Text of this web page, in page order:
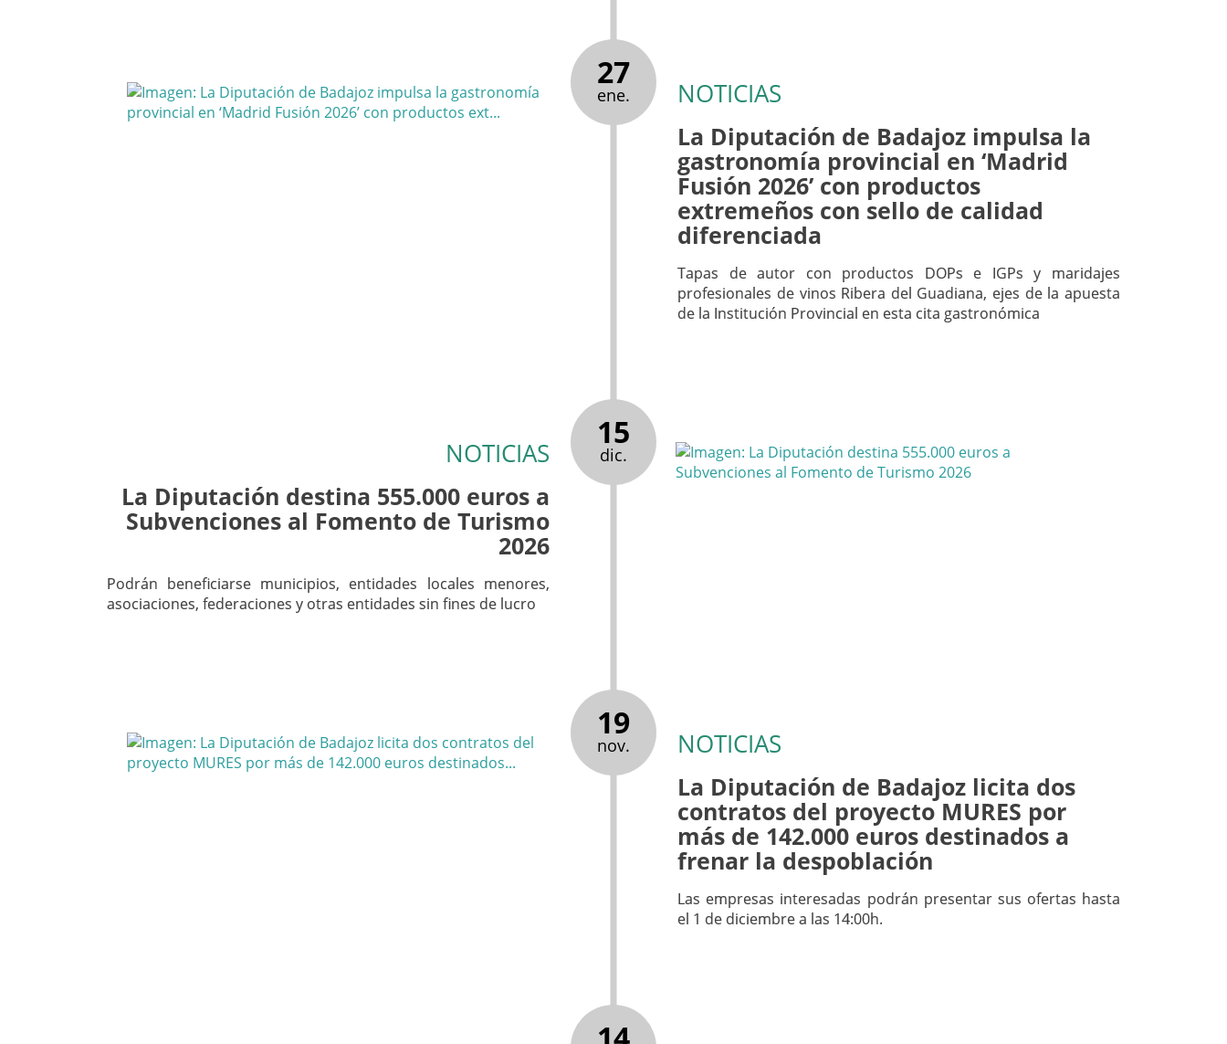
27
ene. NOTICIAS
La Diputación de Badajoz impulsa la
gastronomía provincial en ‘Madrid
Fusión 2026’ con productos
extremeños con sello de calidad
diferenciada
Tapas de autor con productos DOPs e IGPs y maridajes
profesionales de vinos Ribera del Guadiana, ejes de la apuesta
de la Institución Provincial en esta cita gastronómica
15
dic.
NOTICIAS
La Diputación destina 555.000 euros a
Subvenciones al Fomento de Turismo
2026
Podrán beneficiarse municipios, entidades locales menores,
asociaciones, federaciones y otras entidades sin fines de lucro
19
nov. NOTICIAS
La Diputación de Badajoz licita dos
contratos del proyecto MURES por
más de 142.000 euros destinados a
frenar la despoblación
Las empresas interesadas podrán presentar sus ofertas hasta
el 1 de diciembre a las 14:00h.